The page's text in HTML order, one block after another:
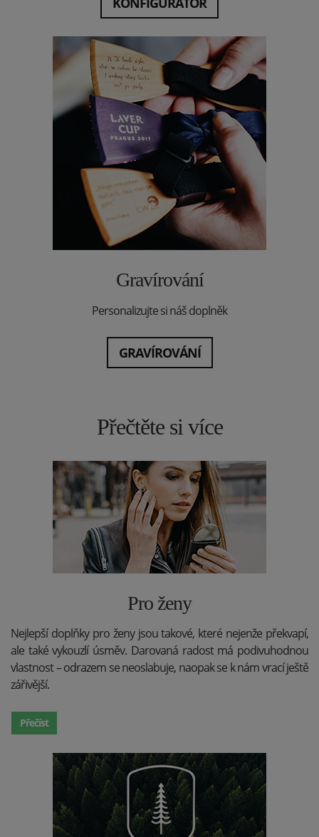
Gravírování
Personalizujte si náš doplněk
GRAVÍROVÁNÍ
Přečtěte si více
Pro ženy
Nejlepší doplňky pro ženy jsou takové, které nejenže překvapí,
ale také vykouzlí úsměv. Darovaná radost má podivuhodnou
vlastnost – odrazem se neoslabuje, naopak se k nám vrací ještě
zářivější.
Přečíst